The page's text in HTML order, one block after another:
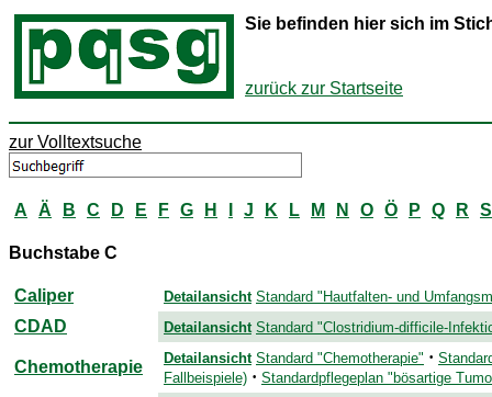
Sie befinden hier sich im
zurück zur Startseite
zur Volltextsuche
A Ä B C D E F G H J K L M N O Ö P Q R S
Buchstabe C
Caliper Detailansicht Standard "Hautfalten- und
CDAD Detailansicht Standard "Clostridium-difficile-
Chemotherapie Detailansicht Standard "Chemotherapie" ·
Fallbeispiele) · Standardpflegeplan "bösartige